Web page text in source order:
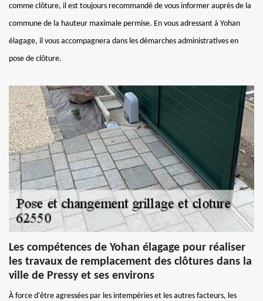
comme clôture, il est toujours recommandé de vous informer auprès de la
commune de la hauteur maximale permise. En vous adressant à Yohan
élagage, il vous accompagnera dans les démarches administratives en
pose de clôture.
Les compétences de Yohan élagage pour réaliser
les travaux de remplacement des clôtures dans la
ville de Pressy et ses environs
À force d'être agressées par les intempéries et les autres facteurs, les